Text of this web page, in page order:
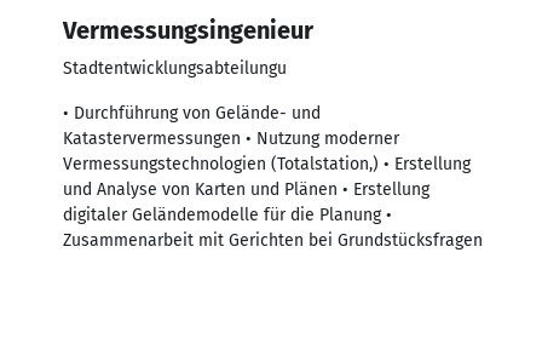
Vermessungsingenieur
Stadtentwicklungsabteilungu
• Durchführung von Gelände- und
Katastervermessungen • Nutzung moderner
Vermessungstechnologien (Totalstation,) • Erstellung
und Analyse von Karten und Plänen • Erstellung
digitaler Geländemodelle für die Planung •
Zusammenarbeit mit Gerichten bei Grundstücksfragen